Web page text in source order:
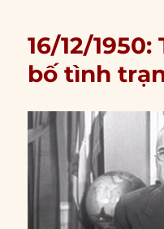
16/12/
bố tình